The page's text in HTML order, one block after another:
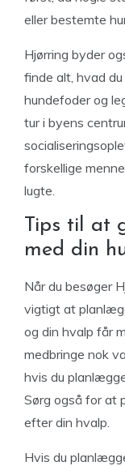
eller bestemte
Hjørring byder
finde alt, hvad
hundefoder og
tur i byens
forskellige
lugte.
Tips til at
med din
Når du besøger
vigtigt at
og din hvalp får
medbringe nok
hvis du
Sørg også for at
efter din hvalp.
Hvis du